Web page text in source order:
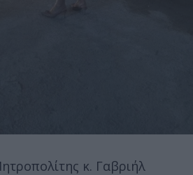
κ. Γαβριήλ